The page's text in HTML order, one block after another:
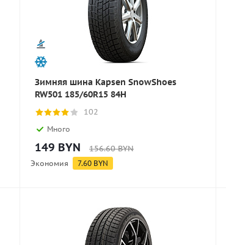
Зимняя шина Kapsen SnowShoes
RW501 185/60R15 84H
102
Много
149 BYN 156.60BYN
Экономия 7.60 BYN